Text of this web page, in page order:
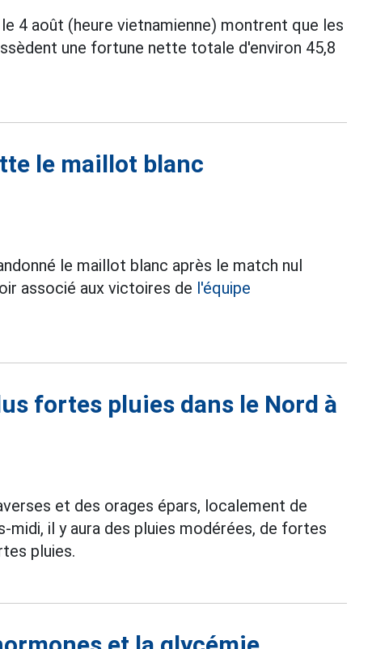
4 août (heure vietnamienne) montrent que les
une fortune nette totale d'environ 45,8
le maillot blanc
le maillot blanc après le match nul
associé aux victoires de l'équipe
fortes pluies dans le Nord à
et des orages épars, localement de
il y aura des pluies modérées, de fortes
pluies.